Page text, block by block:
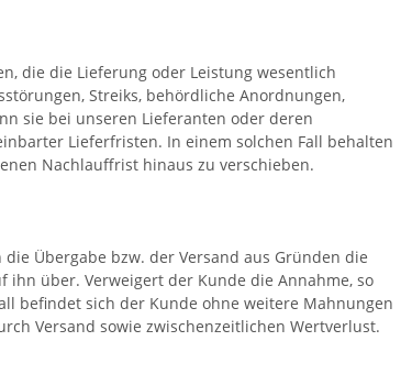
die die Lieferung oder Leistung wesentlich
Streiks, behördliche Anordnungen,
sie bei unseren Lieferanten oder deren
Lieferfristen. In einem solchen Fall behalten
Nachlauffrist hinaus zu verschieben.
Übergabe bzw. der Versand aus Gründen die
über. Verweigert der Kunde die Annahme, so
befindet sich der Kunde ohne weitere Mahnungen
Versand sowie zwischenzeitlichen Wertverlust.